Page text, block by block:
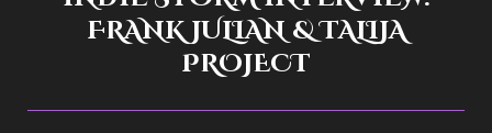
FRANK JULIAN & TALIJA
PROJECT